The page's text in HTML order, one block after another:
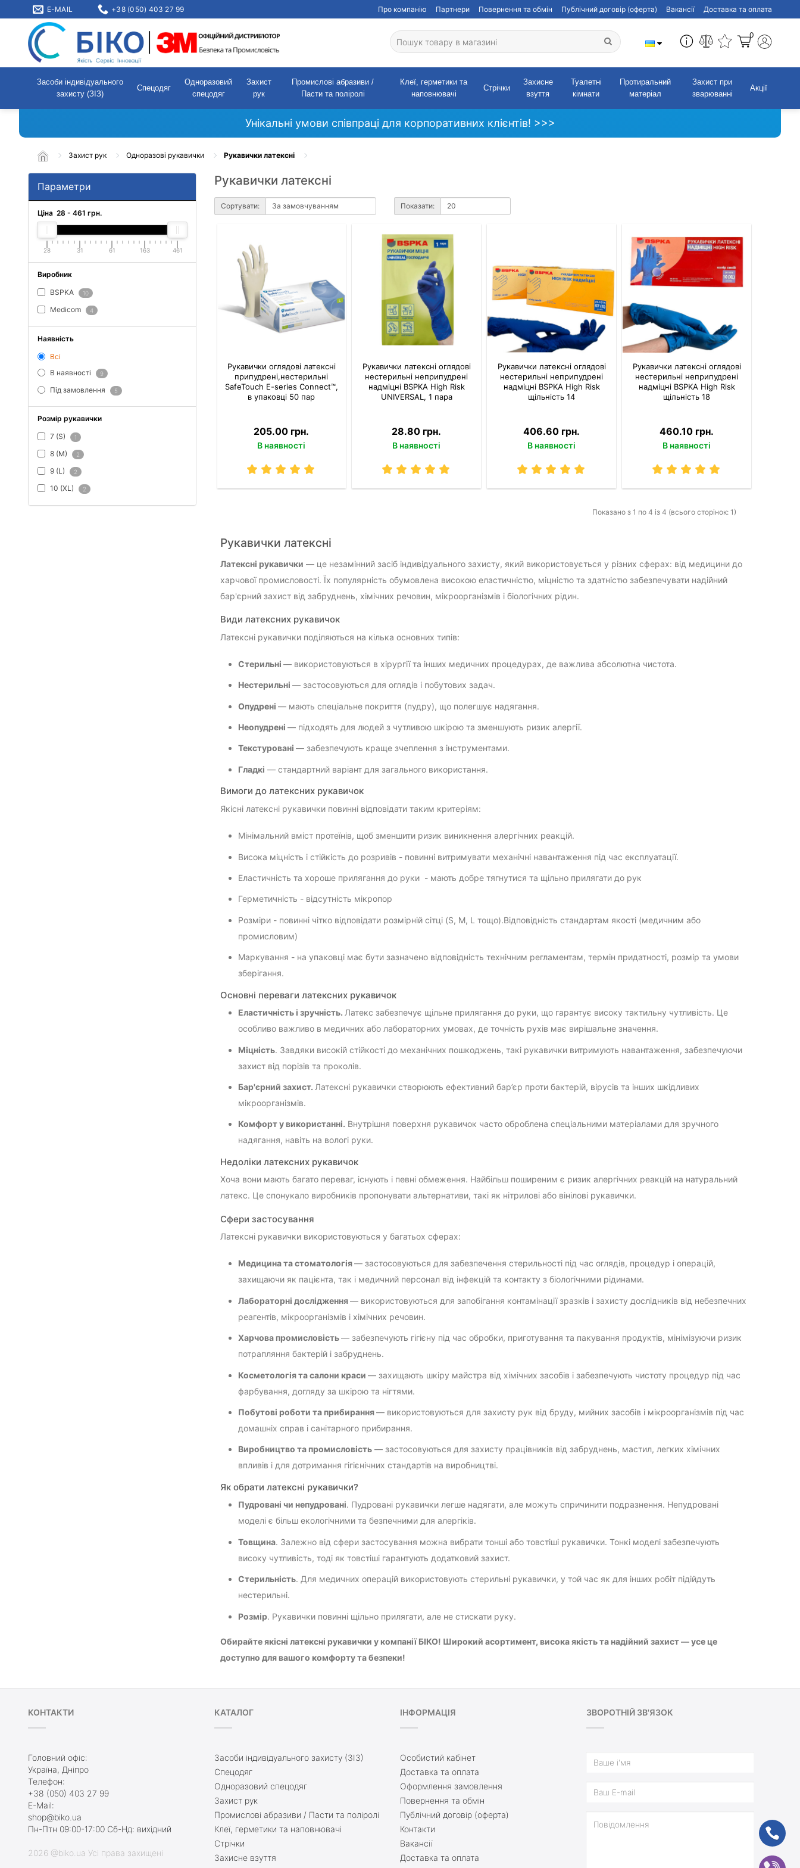
E-MAIL +38 (050) 403 27 99 Про компанію Партнери Повернення та обмін Публічний договір (оферта) Вакансії Доставка та оплата
0
Засоби індивідуального
захисту (ЗІЗ)
Спецодяг
Одноразовий
спецодяг
Захист
рук
Промислові абразиви /
Пасти та поліролі
Клеї, герметики та
наповнювачі
Стрічки
Захисне
взуття
Туалетні
кімнати
Протиральний
матеріал
Захист при
зварюванні
Акції
Унікальні умови співпраці для корпоративних клієнтів! >>>
Захист рук Одноразові рукавички Рукавички латексні
Параметри
Ціна 28 - 461 грн.
28 31 61 163 461
Виробник
BSPKA 10
Medicom 4
Наявність
Всі
В наявності
9
Під замовлення 5
Розмір рукавички
7 (S) 1
8 (M) 2
9 (L) 2
10 (XL) 2
Рукавички латексні
Сортувати: Показати:
Рукавички оглядові латексні
припудрені,нестерильні
SafeTouch E-series Connect™,
в упаковці 50 пар
205.00 грн.
В наявності
Рукавички латексні оглядові
нестерильні неприпудрені
надміцні BSPKA Hіgh Risk
UNIVERSAL, 1 пара
28.80 грн.
В наявності
Рукавички латексні оглядові
нестерильні неприпудрені
надміцні BSPKA Hіgh Risk
щільність 14
406.60 грн.
В наявності
Рукавички латексні оглядові
нестерильні неприпудрені
надміцні BSPKA Hіgh Risk
щільність 18
460.10 грн.
В наявності
Показано з 1 по 4 із 4 (всього сторінок: 1)
Рукавички латексні
Латексні рукавички — це незамінний засіб індивідуального захисту, який використовується у різних сферах: від медицини до
харчової промисловості. Їх популярність обумовлена високою еластичністю, міцністю та здатністю забезпечувати надійний
бар'єрний захист від забруднень, хімічних речовин, мікроорганізмів і біологічних рідин.
Види латексних рукавичок
Латексні рукавички поділяються на кілька основних типів:
Стерильні — використовуються в хірургії та інших медичних процедурах, де важлива абсолютна чистота.
Нестерильні — застосовуються для оглядів і побутових задач.
Опудрені — мають спеціальне покриття (пудру), що полегшує надягання.
Неопудрені — підходять для людей з чутливою шкірою та зменшують ризик алергії.
Текстуровані — забезпечують краще зчеплення з інструментами.
Гладкі — стандартний варіант для загального використання.
Вимоги до латексних рукавичок
Якісні латексні рукавички повинні відповідати таким критеріям:
Мінімальний вміст протеїнів, щоб зменшити ризик виникнення алергічних реакцій.
Висока міцність і стійкість до розривів - повинні витримувати механічні навантаження під час експлуатації.
Еластичність та хороше прилягання до руки - мають добре тягнутися та щільно прилягати до рук
Герметичність - відсутність мікропор
Розміри - повинні чітко відповідати розмірній сітці (S, M, L тощо).Відповідність стандартам якості (медичним або
промисловим)
Маркування - на упаковці має бути зазначено відповідність технічним регламентам, термін придатності, розмір та умови
зберігання.
Основні переваги латексних рукавичок
Еластичність і зручність. Латекс забезпечує щільне прилягання до руки, що гарантує високу тактильну чутливість. Це
особливо важливо в медичних або лабораторних умовах, де точність рухів має вирішальне значення.
Міцність. Завдяки високій стійкості до механічних пошкоджень, такі рукавички витримують навантаження, забезпечуючи
захист від порізів та проколів.
Бар'єрний захист. Латексні рукавички створюють ефективний бар’єр проти бактерій, вірусів та інших шкідливих
мікроорганізмів.
Комфорт у використанні. Внутрішня поверхня рукавичок часто оброблена спеціальними матеріалами для зручного
надягання, навіть на вологі руки.
Недоліки латексних рукавичок
Хоча вони мають багато переваг, існують і певні обмеження. Найбільш поширеним є ризик алергічних реакцій на натуральний
латекс. Це спонукало виробників пропонувати альтернативи, такі як нітрилові або вінілові рукавички.
Сфери застосування
Латексні рукавички використовуються у багатьох сферах:
Медицина та стоматологія— застосовуються для забезпечення стерильності під час оглядів, процедур і операцій,
захищаючи як пацієнта, так і медичний персонал від інфекцій та контакту з біологічними рідинами.
Лабораторні дослідження— використовуються для запобігання контамінації зразків і захисту дослідників від небезпечних
реагентів, мікроорганізмів і хімічних речовин.
Харчова промисловість— забезпечують гігієну під час обробки, приготування та пакування продуктів, мінімізуючи ризик
потрапляння бактерій і забруднень.
Косметологія та салони краси — захищають шкіру майстра від хімічних засобів і забезпечують чистоту процедур під час
фарбування, догляду за шкірою та нігтями.
Побутові роботи та прибирання— використовуються для захисту рук від бруду, мийних засобів і мікроорганізмів під час
домашніх справ і санітарного прибирання.
Виробництво та промисловість— застосовуються для захисту працівників від забруднень, мастил, легких хімічних
впливів і для дотримання гігієнічних стандартів на виробництві.
Як обрати латексні рукавички?
Пудровані чи непудровані. Пудровані рукавички легше надягати, але можуть спричинити подразнення. Непудровані
моделі є більш екологічними та безпечними для алергіків.
Товщина. Залежно від сфери застосування можна вибрати тонші або товстіші рукавички. Тонкі моделі забезпечують
високу чутливість, тоді як товстіші гарантують додатковий захист.
Стерильність. Для медичних операцій використовують стерильні рукавички, у той час як для інших робіт підійдуть
нестерильні.
Розмір. Рукавички повинні щільно прилягати, але не стискати руку.
Обирайте якісні латексні рукавички у компанії БІКО! Широкий асортимент, висока якість та надійний захист — усе це
доступно для вашого комфорту та безпеки!
КОНТАКТИ
Головний офіс:
Україна, Дніпро
Телефон:
+38 (050) 403 27 99
E-Mail:
shop@biko.ua
Пн-Птн 09:00-17:00 Сб-Нд: вихідний
2026 @biko.ua Усі права захищені
КАТАЛОГ
Засоби індивідуального захисту (ЗІЗ)
Спецодяг
Одноразовий спецодяг
Захист рук
Промислові абразиви / Пасти та поліролі
Клеї, герметики та наповнювачі
Стрічки
Захисне взуття
ІНФОРМАЦІЯ
Особистий кабінет
Доставка та оплата
Оформлення замовлення
Повернення та обмін
Публічний договір (оферта)
Контакти
Вакансії
Доставка та оплата
ЗВОРОТНІЙ ЗВ'ЯЗОК
ph
vb